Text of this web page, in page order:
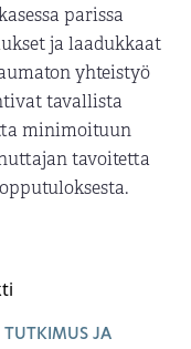
parissa
ja laadukkaat
yhteistyö
tavallista
minimoituun
tavoitetta
TUTKIMUS JA